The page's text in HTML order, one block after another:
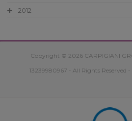
2012
Copyright © 2026 CARPIGIANI
13239980967 - All Rights Reserved -